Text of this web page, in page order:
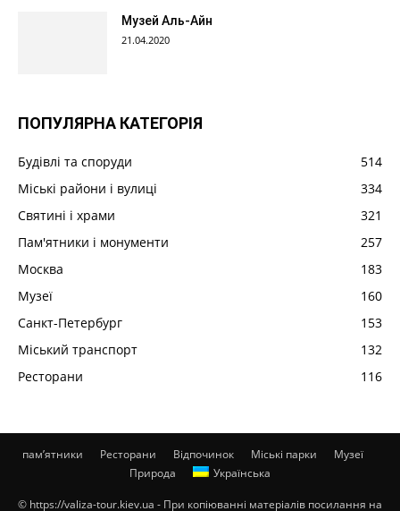
Музей Аль-Айн
21.04.2020
ПОПУЛЯРНА КАТЕГОРІЯ
Будівлі та споруди
514
Міські райони і вулиці
334
Святині і храми
321
Пам'ятники і монументи
257
Москва
183
Музеї
160
Санкт-Петербург
153
Міський транспорт
132
Ресторани
116
пам’ятники Ресторани Відпочинок Міські парки
Музеї
Природа
Українська
© https://valiza-tour.kiev.ua - При копіюванні матеріалів посилання на